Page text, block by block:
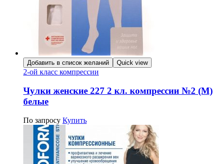
Добавить в список желаний Quick view
2-ой класс компрессии
Чулки женские 227 2 кл. компрессии №2 (M)
белые
По запросу Купить